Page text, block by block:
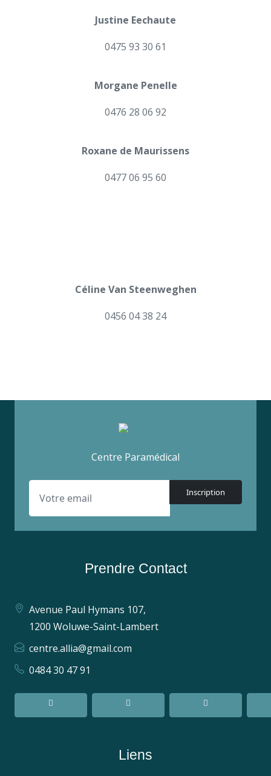
Justine Eechaute
0475 93 30 61
Morgane Penelle
0476 28 06 92
Roxane de Maurissens
0477 06 95 60
Céline Van Steenweghen
0456 04 38 24
Centre Paramédical
Inscription
Prendre Contact
Avenue Paul Hymans 107,
1200 Woluwe-Saint-Lambert
centre.allia@gmail.com
0484 30 47 91
Liens